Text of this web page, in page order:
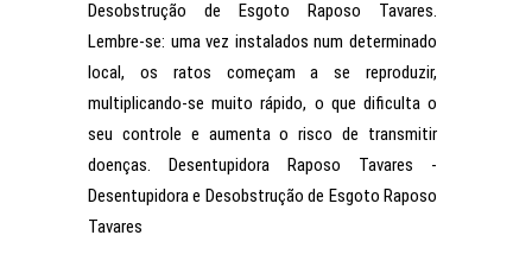
Desobstrução de Esgoto Raposo Tavares.
Lembre-se: uma vez instalados num determinado
local, os ratos começam a se reproduzir,
multiplicando-se muito rápido, o que dificulta o
seu controle e aumenta o risco de transmitir
doenças. Desentupidora Raposo Tavares -
Desentupidora e Desobstrução de Esgoto Raposo
Tavares